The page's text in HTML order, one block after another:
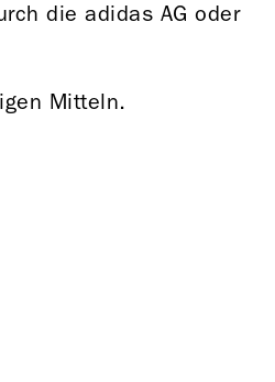
die adidas AG oder
Mitteln.